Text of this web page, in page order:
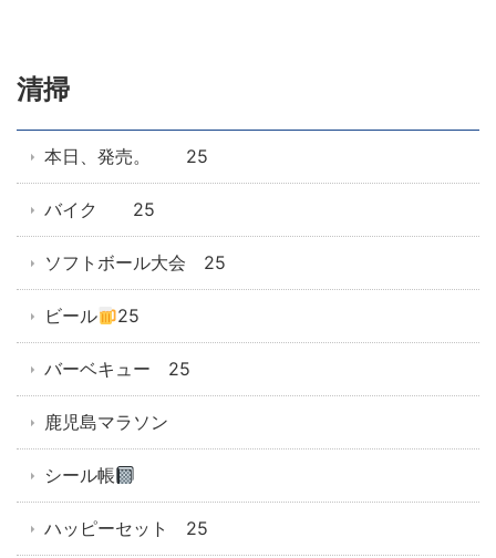
清掃
本日、発売。 25
バイク 25
ソフトボール大会 25
ビール 25
バーベキュー 25
鹿児島マラソン
シール帳
ハッピーセット 25